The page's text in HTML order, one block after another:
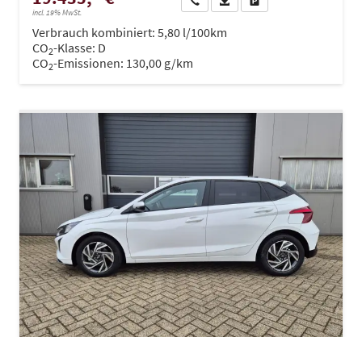
incl. 19% MwSt.
Verbrauch kombiniert: 5,80 l/100km
CO2-Klasse: D
CO2-Emissionen: 130,00 g/km